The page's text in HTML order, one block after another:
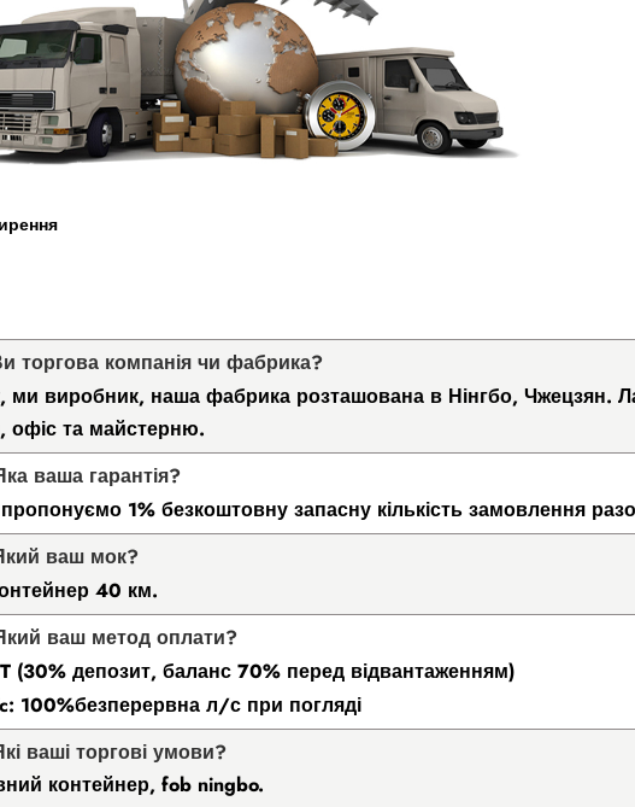
торгова компанія чи фабрика?
ми виробник, наша фабрика розташована в Нінгбо, Чжецзян.
офіс та майстерню.
ваша гарантія?
1% безкоштовну запасну кількість замовлення
ваш мок?
40 км.
ваш метод оплати?
(30% депозит, баланс 70% перед відвантаженням)
100%безперервна л/с при погляді
ваші торгові умови?
контейнер, fob ningbo.